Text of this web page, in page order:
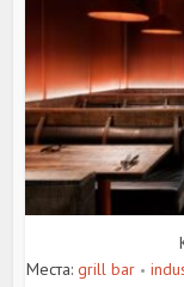
Места: grill bar •